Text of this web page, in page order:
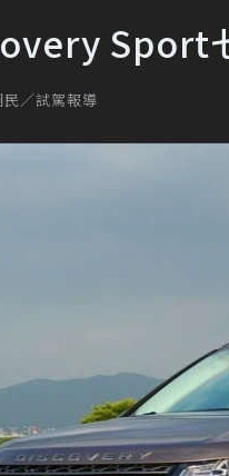
Sport
／試駕報導